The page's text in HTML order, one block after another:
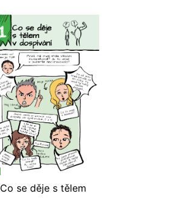
Co se děje s tělem